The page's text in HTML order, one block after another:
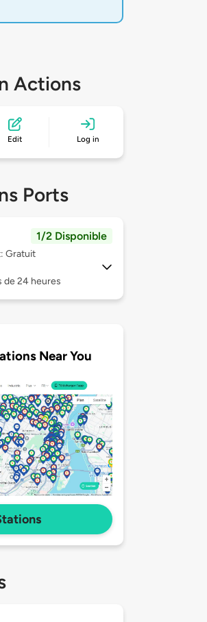
Actions
Edit Log in
Ports
1/2 Disponible
Gratuit
de 24 heures
Near You